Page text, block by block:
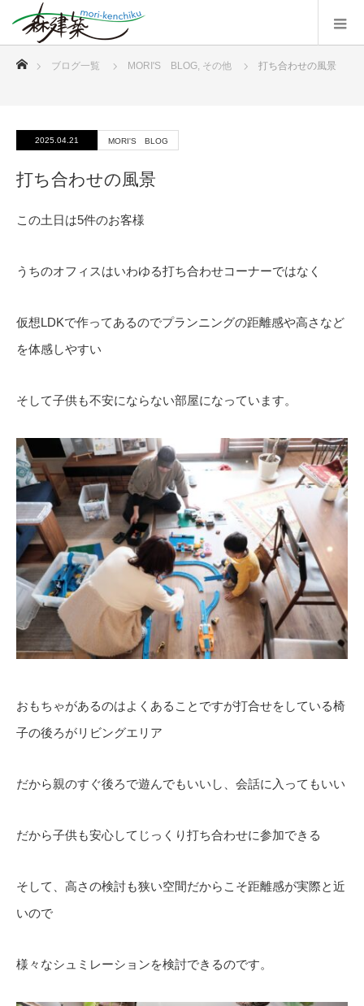
ブログ一覧 MORI'S BLOG, その他 打ち合わせの風景
2025.04.21 MORI'S BLOG
打ち合わせの風景
この土日は5件のお客様
うちのオフィスはいわゆる打ち合わせコーナーではなく
仮想LDKで作ってあるのでプランニングの距離感や高さなど
を体感しやすい
そして子供も不安にならない部屋になっています。
おもちゃがあるのはよくあることですが打合せをしている椅
子の後ろがリビングエリア
だから親のすぐ後ろで遊んでもいいし、会話に入ってもいい
だから子供も安心してじっくり打ち合わせに参加できる
そして、高さの検討も狭い空間だからこそ距離感が実際と近
いので
様々なシュミレーションを検討できるのです。